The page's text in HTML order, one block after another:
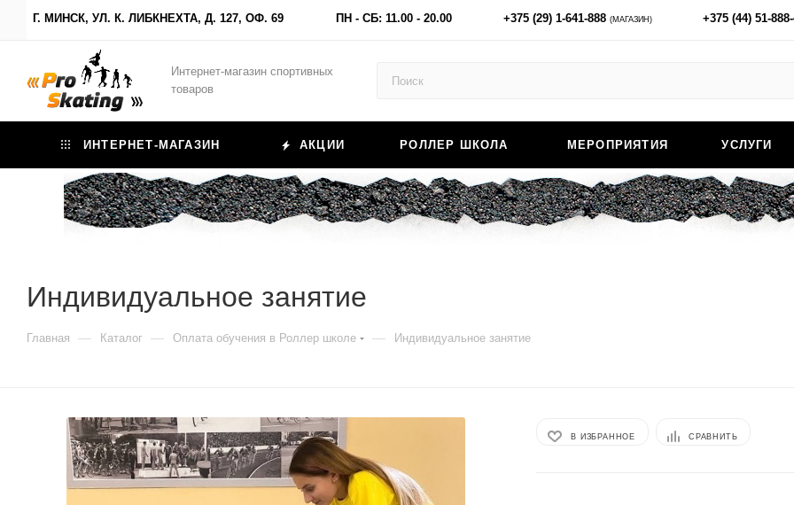
Г. МИНСК, УЛ. К. ЛИБКНЕХТА, Д. 127, ОФ. 69 ПН - СБ: 11.00 - 20.00 +375 (29) 1-641-888 (МАГАЗИН) +375 (44) 51-
Интернет-магазин спортивных
товаров
ИНТЕРНЕТ-МАГАЗИН АКЦИИ РОЛЛЕР ШКОЛА МЕРОПРИЯТИЯ УСЛУГИ
Индивидуальное занятие
Главная — Каталог — Оплата обучения в Роллер школе — Индивидуальное занятие
В ИЗБРАННОЕ СРАВНИТЬ